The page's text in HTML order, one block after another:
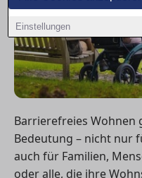
Einstellungen
Barrierefreies Wohnen
Bedeutung – nicht nur
auch für Familien,
oder alle, die ihre